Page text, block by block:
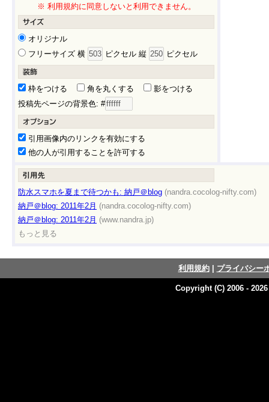
※ 利用規約に同意しないと利用できません。
オリジナル
フリーサイズ 横
ピクセル 縦 ピクセル
枠をつける 角を丸くする
影をつける
投稿先ページの背景色: #
引用画像内のリンクを有効にする
他の人が引用することを許可する
防水スマホを夏まで待つかも: 納戸＠blog (nandra.cocolog-nifty.com)
納戸＠blog: 2011年2月 (nandra.cocolog-nifty.com)
納戸＠blog: 2011年2月 (www.nandra.jp)
もっと見る
利用規約| プライバシー
Copyright (C) 2006 -